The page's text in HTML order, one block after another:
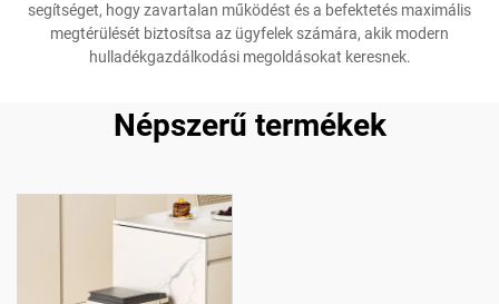
segítséget, hogy zavartalan működést és a befektetés maximális
megtérülését biztosítsa az ügyfelek számára, akik modern
hulladékgazdálkodási megoldásokat keresnek.
Népszerű termékek